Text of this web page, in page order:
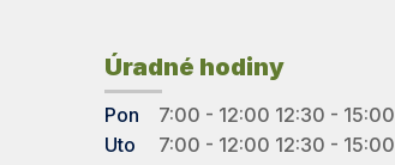
Úradné hodiny
Pon
7:00 - 12:00 12:30 - 15:00
Uto
7:00 - 12:00 12:30 - 15:00